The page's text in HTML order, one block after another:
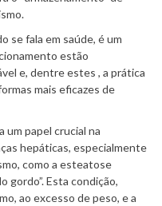
se fala em saúde, é um
estão
e, dentre estes , a prática
mais eficazes de
um papel crucial na
hepáticas, especialmente
como a esteatose
gordo”. Esta condição,
ao excesso de peso, e a